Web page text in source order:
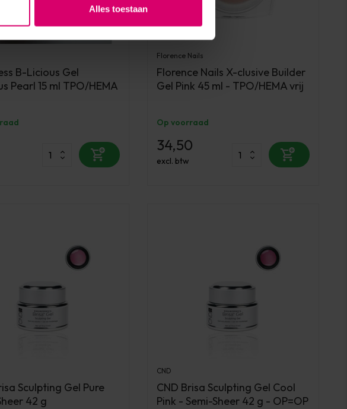
Alles toestaan
B-Licious Gel
Pearl 15 ml TPO/HEMA
Florence Nails
Florence Nails X-clusive Builder
Gel Pink 45 ml - TPO/HEMA vrij
Op voorraad
34,50
excl. btw
Sculpting Gel Pure
42 g
CND
CND Brisa Sculpting Gel Cool
Pink - Semi-Sheer 42 g - OP=OP